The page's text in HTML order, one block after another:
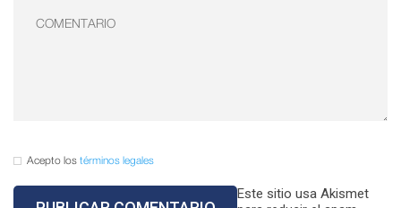
Acepto los términos legales
Este sitio usa Akismet